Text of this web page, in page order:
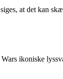
at det kan
ikoniske